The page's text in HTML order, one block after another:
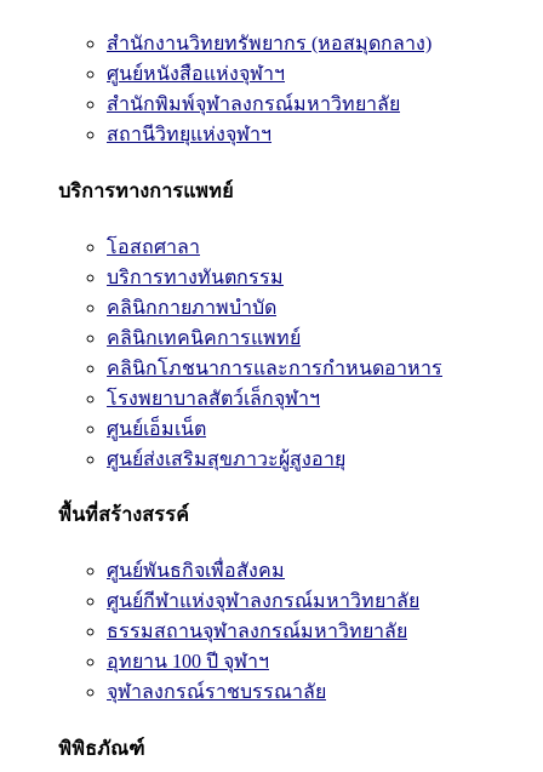
สำนักงานวิทยทรัพยากร (หอสมุดกลาง)
ศูนย์หนังสือแห่งจุฬาฯ
สำนักพิมพ์จุฬาลงกรณ์มหาวิทยาลัย
สถานีวิทยุแห่งจุฬาฯ
บริการทางการแพทย์
โอสถศาลา
บริการทางทันตกรรม
คลินิกกายภาพบำบัด
คลินิกเทคนิคการแพทย์
คลินิกโภชนาการและการกำหนดอาหาร
โรงพยาบาลสัตว์เล็กจุฬาฯ
ศูนย์เอ็มเน็ต
ศูนย์ส่งเสริมสุขภาวะผู้สูงอายุ
พื้นที่สร้างสรรค์
ศูนย์พันธกิจเพื่อสังคม
ศูนย์กีฬาแห่งจุฬาลงกรณ์มหาวิทยาลัย
ธรรมสถานจุฬาลงกรณ์มหาวิทยาลัย
อุทยาน 100 ปี จุฬาฯ
จุฬาลงกรณ์ราชบรรณาลัย
พิพิธภัณฑ์